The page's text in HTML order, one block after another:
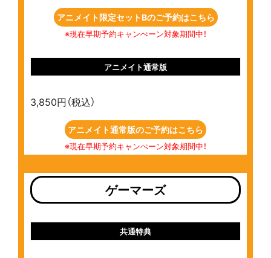
アニメイト限定セットBのご予約はこちら
※現在早期予約キャンぺーン対象期間中！
アニメイト通常版
3,850円（税込）
アニメイト通常版のご予約はこちら
※現在早期予約キャンぺーン対象期間中！
ゲーマーズ
共通特典